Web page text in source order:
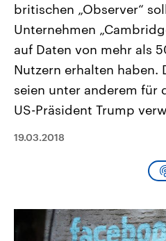
Landtagswahl Sachsen-Anhalt
2026
Alle Informationen
Sachsen-Anhalt wählt am 6.
September 2026 einen neuen
Landtag. Seit 2021 wird das
Bundesland von einer Koalition
Umfragen, Prognosen,
und Hintergründe zu den Parteien
und Kandidaten der anstehenden
Sendungen
britischen „Observer“
Unternehmen
auf Daten von mehr als
Nutzern erhalten haben.
seien unter anderem für
US-Präsident Trump
19.03.2018